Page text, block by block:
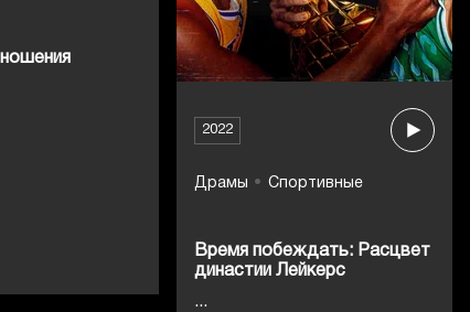
2022
Драмы Спортивные
Время побеждать: Расцвет
династии Лейкерс
...